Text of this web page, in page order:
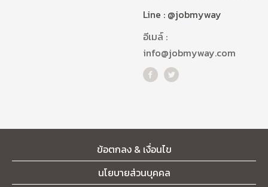
Line : @jobmyway
อีเมล์ :
info@jobmyway.com
ข้อตกลง & เงื่อนไข
นโยบายส่วนบุคคล